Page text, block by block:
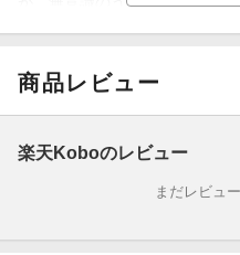
つじつまが合います。問題解決
す。
そんな気づきをなんとか多く
で経験してきた失敗事例と成
ました。
商品レビュー
楽天Koboのレビュー
まだレビュ